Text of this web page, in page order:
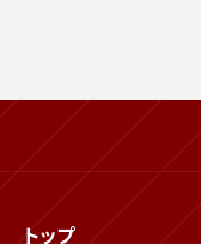
トップ